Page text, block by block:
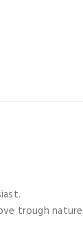
trough nature